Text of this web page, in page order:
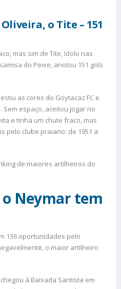
o Tite – 151
mas sim de Tite, ídolo nas
do Peixe, anotou 151 gols
as cores do Goytacaz FC e
Sem espaço, aceitou jogar no
e tinha um chute fraco, mas
pelo clube praiano: de 1951 a
de maiores artilheiros do
Neymar tem
136 oportunidades pelo
o maior artilheiro
à Baixada Santista em